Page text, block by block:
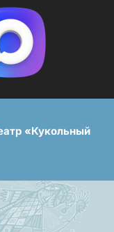
«Кукольный